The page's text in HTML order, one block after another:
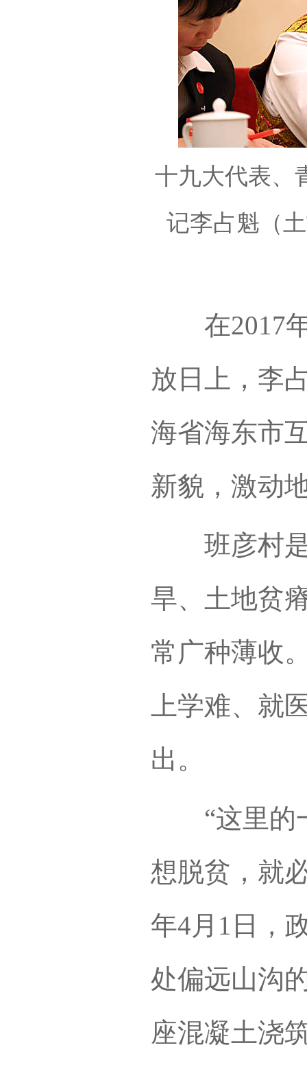
十九大代表、
记李占魁（
在2017年
放日上，李
海省海东市
新貌，激动
班彦村是
旱、土地贫
常广种薄收
上学难、就
出。
“这里的一
想脱贫，就
年4月1日，
处偏远山沟
座混凝土浇